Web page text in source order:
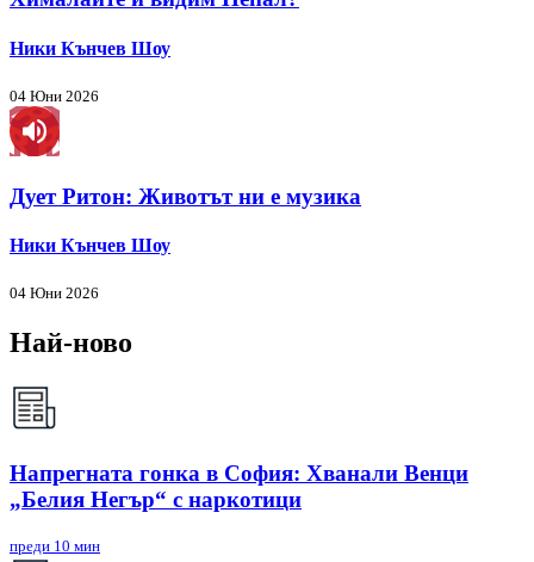
Ники Кънчев Шоу
04 Юни 2026
Дует Ритон: Животът ни е музика
Ники Кънчев Шоу
04 Юни 2026
Най-ново
Напрегната гонка в София: Хванали Венци
„Белия Негър“ с наркотици
преди 10 мин